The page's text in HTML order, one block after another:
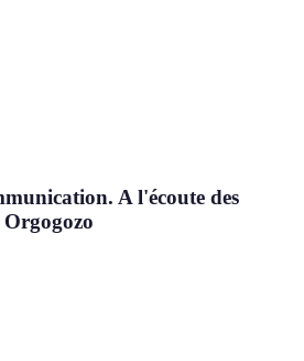
A l'écoute des
Orgogozo